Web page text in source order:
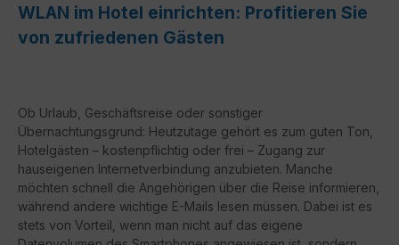
WLAN im Hotel einrichten: Profitieren Sie
von zufriedenen Gästen
Ob Urlaub, Geschäftsreise oder sonstiger
Übernachtungsgrund: Heutzutage gehört es zum guten Ton,
Hotelgästen – kostenpflichtig oder frei – Zugang zur
hauseigenen Internetverbindung anzubieten. Manche
möchten schnell die Angehörigen über die Reise informieren,
während andere wichtige E-Mails lesen müssen. Dabei ist es
stets von Vorteil, wenn man nicht auf das eigene